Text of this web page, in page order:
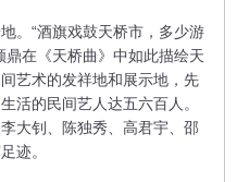
“酒旗戏鼓天桥市，多少游
鼎在《天桥曲》中如此描绘天
艺术的发祥地和展示地，先
活的民间艺人达五六百人。
大钊、陈独秀、高君宇、邵
迹。